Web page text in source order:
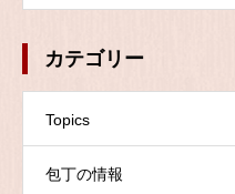
カテゴリー
Topics
包丁の情報